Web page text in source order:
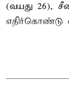
(வயது 26),
எதிர்கொண்டு